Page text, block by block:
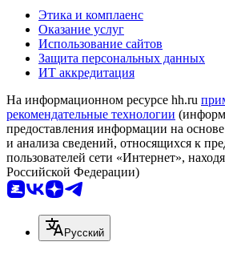
Этика и комплаенс
Оказание услуг
Использование сайтов
Защита персональных данных
ИТ аккредитация
На информационном ресурсе hh.ru
рекомендательные технологии
предоставления информации на
и анализа сведений, относящихся к
пользователей сети «Интернет»,
Российской Федерации)
Русский